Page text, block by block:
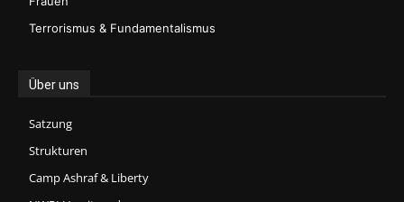
Terrorismus & Fundamentalismus
Über uns
Satzung
Strukturen
Camp Ashraf & Liberty